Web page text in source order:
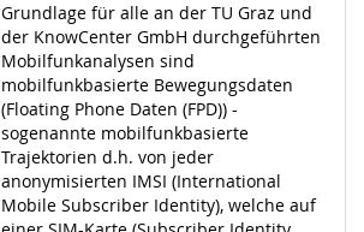
Grundlage für alle an der TU Graz und
der KnowCenter GmbH durchgeführten
Mobilfunkanalysen sind
mobilfunkbasierte Bewegungsdaten
(Floating Phone Daten (FPD)) -
sogenannte mobilfunkbasierte
Trajektorien d.h. von jeder
anonymisierten IMSI (International
Mobile Subscriber Identity), welche auf